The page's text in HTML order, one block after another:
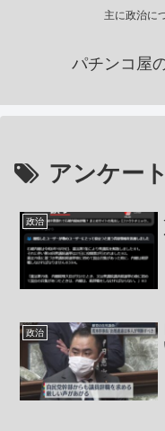
主に政治に
パチンコ屋
アンケート
政治
政治